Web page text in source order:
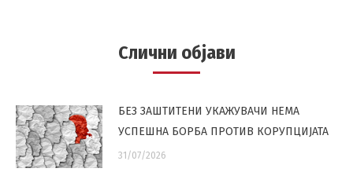
Слични објави
БЕЗ ЗАШТИТЕНИ УКАЖУВАЧИ НЕМА
УСПЕШНА БОРБА ПРОТИВ КОРУПЦИЈАТА
31/07/2026